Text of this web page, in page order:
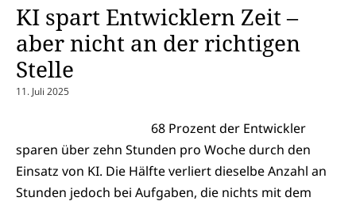
KI spart Entwicklern Zeit –
aber nicht an der richtigen
Stelle
11. Juli 2025
68 Prozent der Entwickler
sparen über zehn Stunden pro Woche durch den
Einsatz von KI. Die Hälfte verliert dieselbe Anzahl an
Stunden jedoch bei Aufgaben, die nichts mit dem